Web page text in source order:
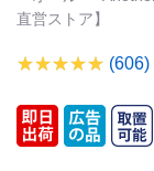
直営ストア】
(606)